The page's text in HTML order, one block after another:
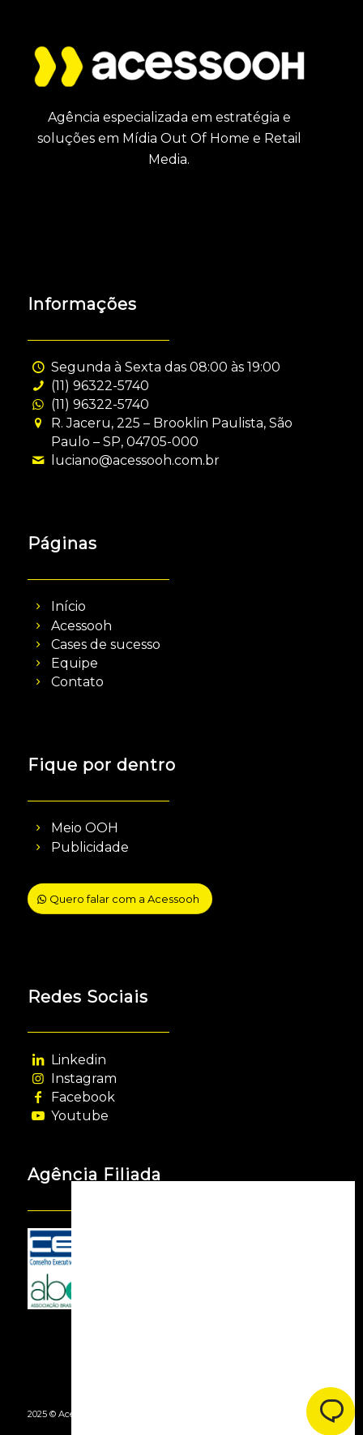
Agência especializada em estratégia e
soluções em Mídia Out Of Home e Retail
Media.
Informações
Segunda à Sexta das 08:00 às 19:00
(11) 96322-5740
(11) 96322-5740
R. Jaceru, 225 – Brooklin Paulista, São
Paulo – SP, 04705-000
luciano@acessooh.com.br
Páginas
Início
Acessooh
Cases de sucesso
Equipe
Contato
Fique por dentro
Meio OOH
Publicidade
Quero falar com a Acessooh
Redes Sociais
Linkedin
Instagram
Facebook
Youtube
Agência Filiada
2025 © Acessooh. Todos os Direitos Reservados - By Agência Webgui